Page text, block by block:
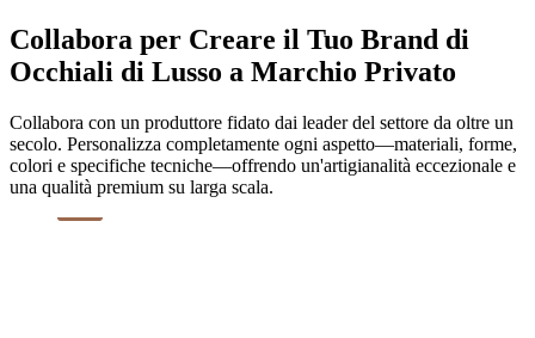
Collabora per Creare il Tuo Brand di
Occhiali di Lusso a Marchio Privato
Collabora con un produttore fidato dai leader del settore da oltre un
secolo. Personalizza completamente ogni aspetto—materiali, forme,
colori e specifiche tecniche—offrendo un'artigianalità eccezionale e
una qualità premium su larga scala.